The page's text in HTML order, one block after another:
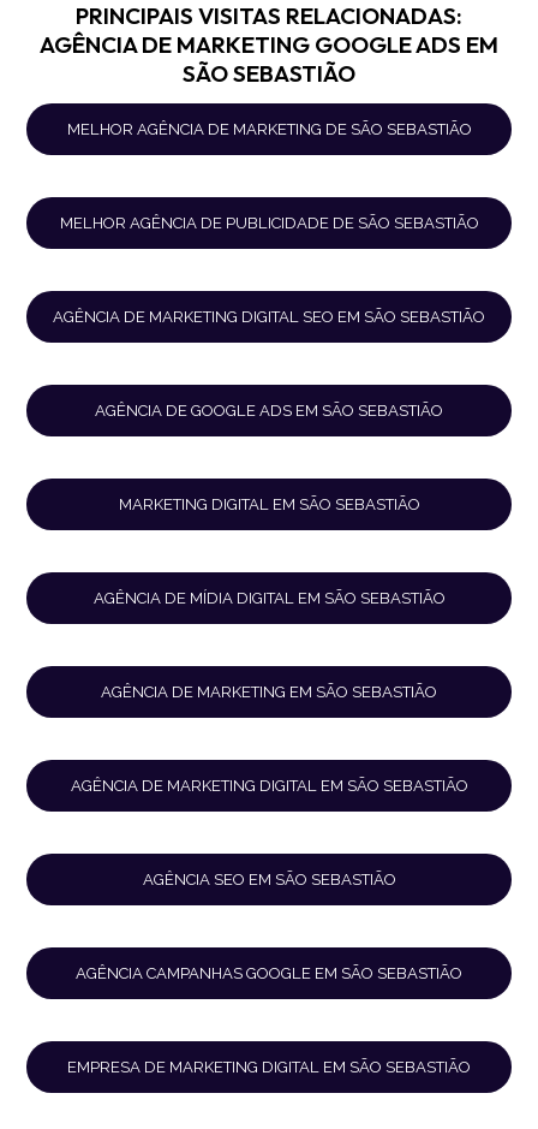
PRINCIPAIS VISITAS RELACIONADAS:
AGÊNCIA DE MARKETING GOOGLE ADS EM
SÃO SEBASTIÃO
MELHOR AGÊNCIA DE MARKETING DE SÃO SEBASTIÃO
MELHOR AGÊNCIA DE PUBLICIDADE DE SÃO SEBASTIÃO
AGÊNCIA DE MARKETING DIGITAL SEO EM SÃO SEBASTIÃO
AGÊNCIA DE GOOGLE ADS EM SÃO SEBASTIÃO
MARKETING DIGITAL EM SÃO SEBASTIÃO
AGÊNCIA DE MÍDIA DIGITAL EM SÃO SEBASTIÃO
AGÊNCIA DE MARKETING EM SÃO SEBASTIÃO
AGÊNCIA DE MARKETING DIGITAL EM SÃO SEBASTIÃO
AGÊNCIA SEO EM SÃO SEBASTIÃO
AGÊNCIA CAMPANHAS GOOGLE EM SÃO SEBASTIÃO
EMPRESA DE MARKETING DIGITAL EM SÃO SEBASTIÃO